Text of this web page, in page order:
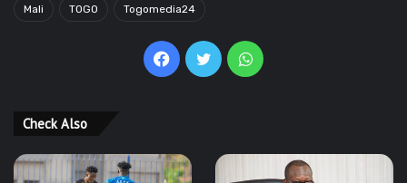
Mali TOGO Togomedia24
Facebook
TwitterWhatsApp
Check Also